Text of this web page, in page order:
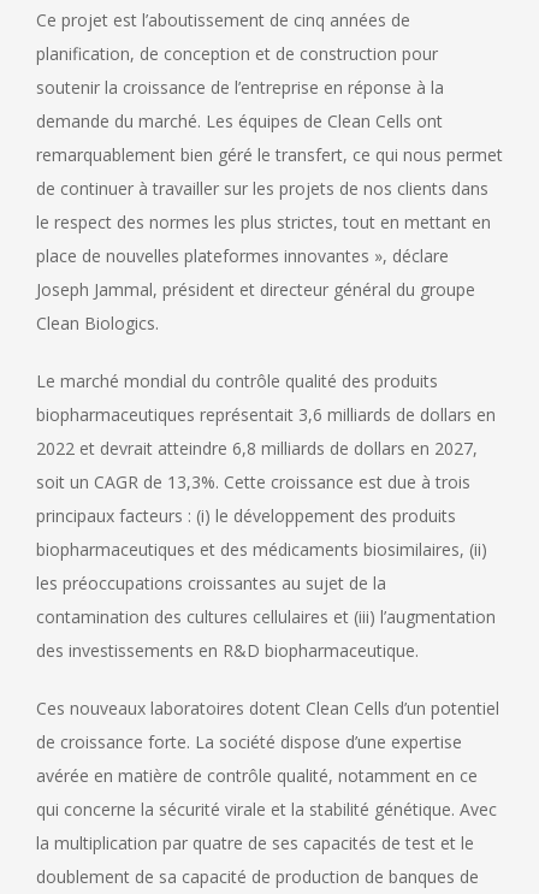
Ce projet est l’aboutissement de cinq années de
planification, de conception et de construction pour
soutenir la croissance de l’entreprise en réponse à la
demande du marché. Les équipes de Clean Cells ont
remarquablement bien géré le transfert, ce qui nous permet
de continuer à travailler sur les projets de nos clients dans
le respect des normes les plus strictes, tout en mettant en
place de nouvelles plateformes innovantes », déclare
Joseph Jammal, président et directeur général du groupe
Clean Biologics.
Le marché mondial du contrôle qualité des produits
biopharmaceutiques représentait 3,6 milliards de dollars en
2022 et devrait atteindre 6,8 milliards de dollars en 2027,
soit un CAGR de 13,3%. Cette croissance est due à trois
principaux facteurs : (i) le développement des produits
biopharmaceutiques et des médicaments biosimilaires, (ii)
les préoccupations croissantes au sujet de la
contamination des cultures cellulaires et (iii) l’augmentation
des investissements en R&D biopharmaceutique.
Ces nouveaux laboratoires dotent Clean Cells d’un potentiel
de croissance forte. La société dispose d’une expertise
avérée en matière de contrôle qualité, notamment en ce
qui concerne la sécurité virale et la stabilité génétique. Avec
la multiplication par quatre de ses capacités de test et le
doublement de sa capacité de production de banques de